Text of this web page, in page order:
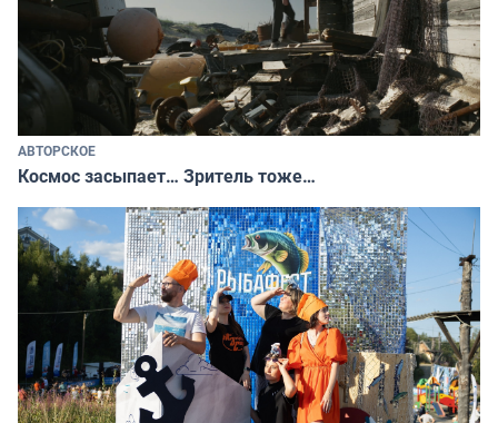
АВТОРСКОЕ
Космос засыпает… Зритель тоже…